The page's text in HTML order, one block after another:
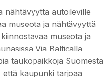
nähtävyyttä autoileville
museota ja nähtävyyttä
museota ja
Via Balticalla
taukopaikkoja Suomesta
että kaupunki tarjoaa